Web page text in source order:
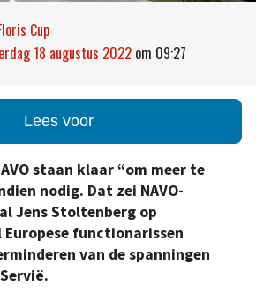
Cup
18 augustus 2022 om 09:27
Lees voor
staan klaar “om meer te
nodig. Dat zei NAVO-
Jens Stoltenberg op
functionarissen
van de spanningen